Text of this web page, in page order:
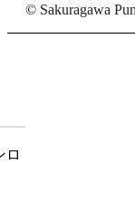
© Sakuragawa
ロ